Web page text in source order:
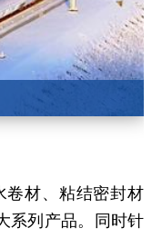
卷材、粘结密封材
系列产品。同时针